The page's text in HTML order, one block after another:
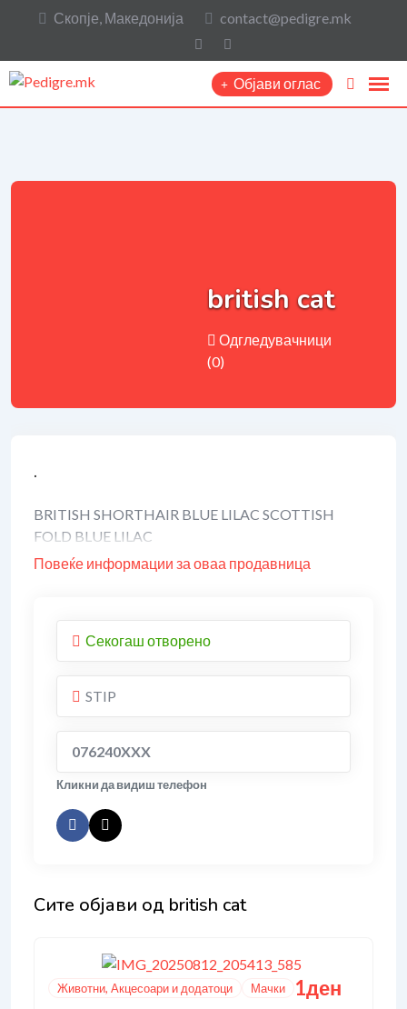
Скопје, Македонија contact@pedigre.mk
Објави оглас
british cat
Одгледувачници
(0)
.
BRITISH SHORTHAIR BLUE LILAC SCOTTISH
FOLD BLUE LILAC
Повеќе информации за оваа продавница
Секогаш отворено
STIP
076240XXX
Кликни да видиш телефон
Сите објави од british cat
Животни, Акцесоари и додатоци Мачки 1ден